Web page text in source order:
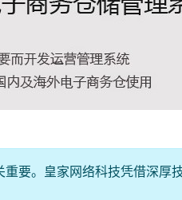
要。皇家网络科技凭借深厚